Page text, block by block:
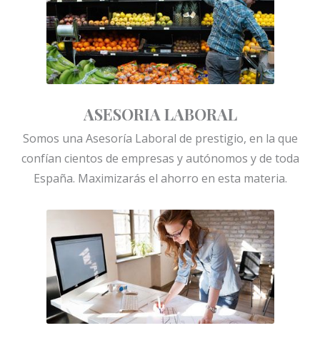
ASESORIA LABORAL
Somos una Asesoría Laboral de prestigio, en la que
confían cientos de empresas y autónomos y de toda
España. Maximizarás el ahorro en esta materia.